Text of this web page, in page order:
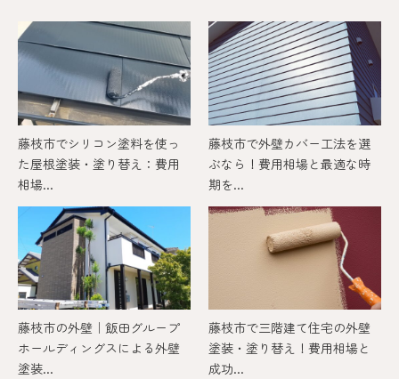
藤枝市でシリコン塗料を使っ
た屋根塗装・塗り替え：費用
相場...
藤枝市で外壁カバー工法を選
ぶなら！費用相場と最適な時
期を...
藤枝市の外壁｜飯田グループ
ホールディングスによる外壁
塗装...
藤枝市で三階建て住宅の外壁
塗装・塗り替え！費用相場と
成功...